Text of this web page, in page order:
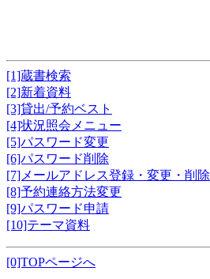
[1]蔵書検索
[2]新着資料
[3]貸出/予約ベスト
[4]状況照会メニュー
[5]パスワード変更
[6]パスワード削除
[7]メールアドレス登録・変更・削除
[8]予約連絡方法変更
[9]パスワード申請
[10]テーマ資料
[0]TOPページへ